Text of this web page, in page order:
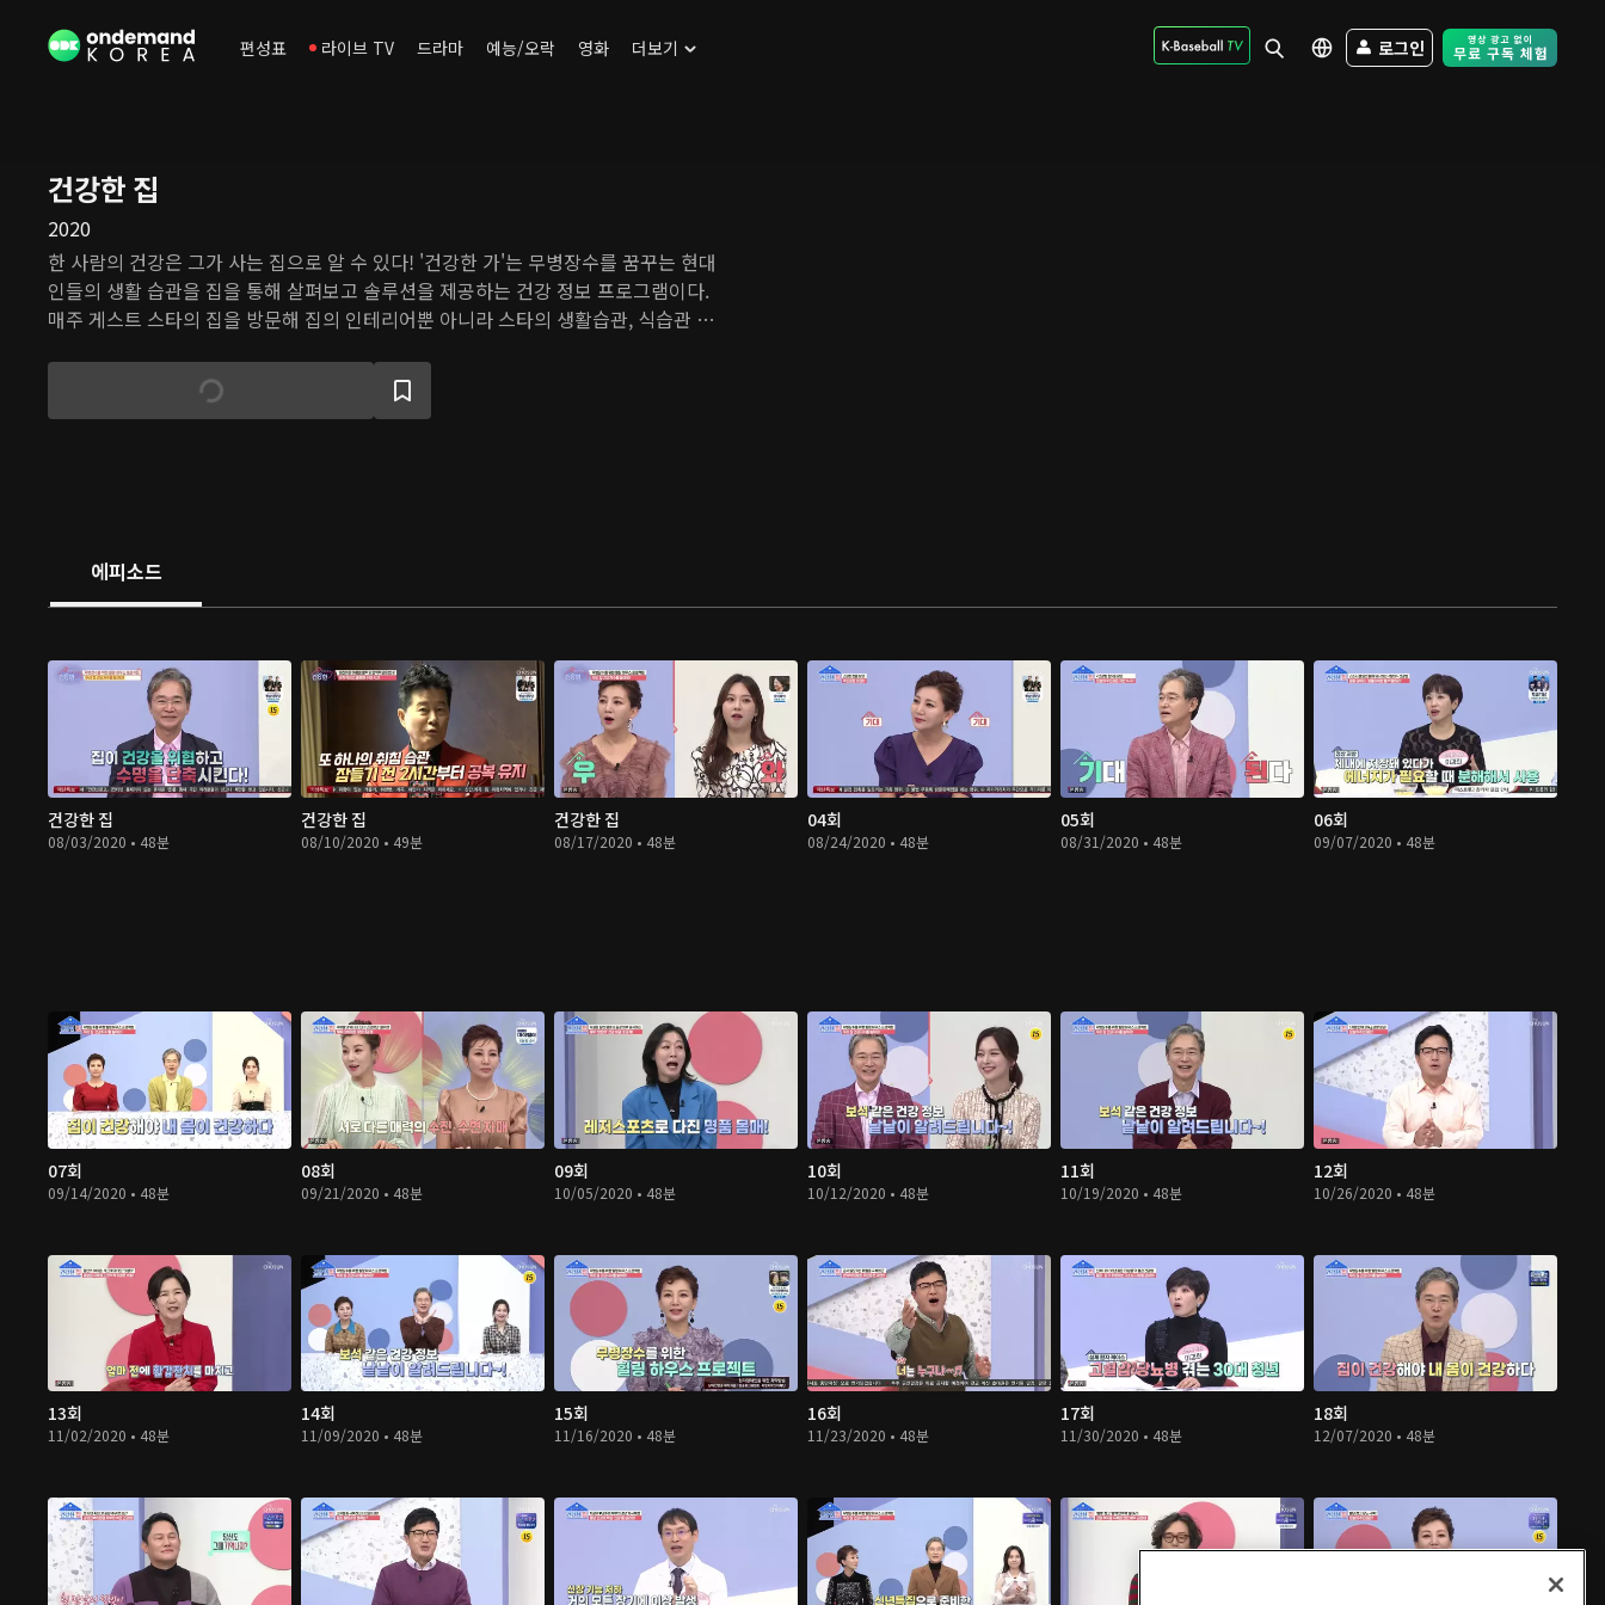
편성표 라이브 TV 드라마 예능/오락 영화 더보기 로그인 Free Trial -
건강한 집
2020
한 사람의 건강은 그가 사는 집으로 알 수 있다! '건강한 가'는 무병장수를 꿈꾸는 현대
인들의 생활 습관을 집을 통해 살펴보고 솔루션을 제공하는 건강 정보 프로그램이다.
매주 게스트 스타의 집을 방문해 집의 인테리어뿐 아니라 스타의 생활습관, 식습관 등
개선하도록 맞춤 컨설팅을 제공한다.
에피소드
건강한 집
08/03/2020 • 48분
건강한 집
08/10/2020 • 49분
건강한 집
08/17/2020 • 48분
04회
08/24/2020 • 48분
05회
08/31/2020 • 48분
06회
09/07/2020 • 48분
07회
09/14/2020 • 48분
08회
09/21/2020 • 48분
09회
10/05/2020 • 48분
10회
10/12/2020 • 48분
11회
10/19/2020 • 48분
12회
10/26/2020 • 48분
13회
11/02/2020 • 48분
14회
11/09/2020 • 48분
15회
11/16/2020 • 48분
16회
11/23/2020 • 48분
17회
11/30/2020 • 48분
18회
12/07/2020 • 48분